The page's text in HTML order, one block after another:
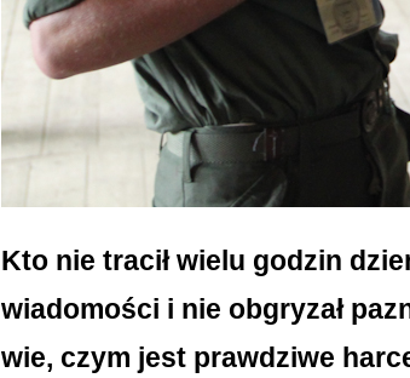
Kto nie tracił wielu godzin
wiadomości i nie obgryzał
wie, czym jest prawdziwe